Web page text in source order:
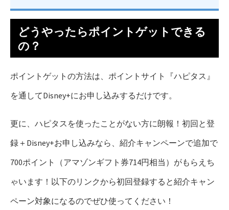
どうやったらポイントゲットできる
の？
ポイントゲットの方法は、ポイントサイト『ハピタス』
を通してDisney+にお申し込みするだけです。
更に、ハピタスを使ったことがない方に朗報！初回と登
録＋Disney+お申し込みなら、紹介キャンペーンで追加で
700ポイント（アマゾンギフト券714円相当）がもらえち
ゃいます！以下のリンクから初回登録すると紹介キャン
ペーン対象になるのでぜひ使ってください！